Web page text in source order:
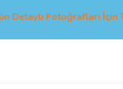
Detaylı Fotoğrafları İçin